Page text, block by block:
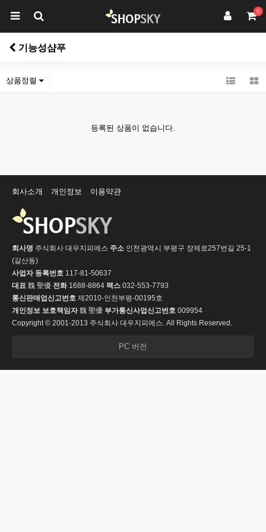
0
기능성샴푸
상품정렬
등록된 상품이 없습니다.
회사소개 개인정보 이용약관
회사명 주식회사 대우지피에스 주소 인천광역시 부평구 장제로257번길 25-1
(갈산동)
사업자 등록번호 117-81-50637
대표 魏 聖優 전화1688-8864 팩스 032-553-7793
통신판매업신고번호 제2010-인천부평-00195호
개인정보 보호책임자魏 聖優 부가통신사업신고번호 009954
Copyright © 2001-2013 주식회사 대우지피에스. All Rights Reserved.
PC 버전